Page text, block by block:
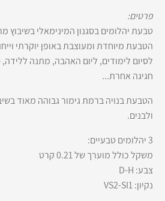
פרטים:
טבעת יהלומים בסגנון המינימאלי בשיבוץ
הטבעת מיוחדת ומעוצבת באופן יוקרתי
לסיום לימודים, ליום האהבה, מתנה
חגיגה אחרת...
ולבנים.
3 יהלומים טבעיים:
משקל כולל מוערך של 0.21 קרט
צבע: D-H
נקיון: VS2-SI1